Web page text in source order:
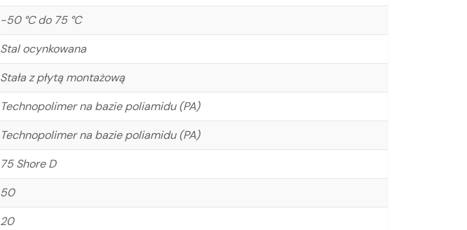
-50 °C do 75 °C
Stal ocynkowana
Stała z płytą montażową
Technopolimer na bazie poliamidu (PA)
Technopolimer na bazie poliamidu (PA)
75 Shore D
50
20